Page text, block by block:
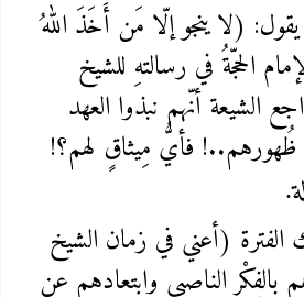
(لا ينجو إلّا مَن أَخَذَ اللهُ
الحجّةُ في رسالتهِ للشيخ
الشيعة أنّهم نبذوا العهد
ظُهورهم..! فأيُّ مِيثاقٍ لهم؟!
.
الفترة (أعني في زمان الشيخ
بالفِكْر الناصبي وابتعادهم عن